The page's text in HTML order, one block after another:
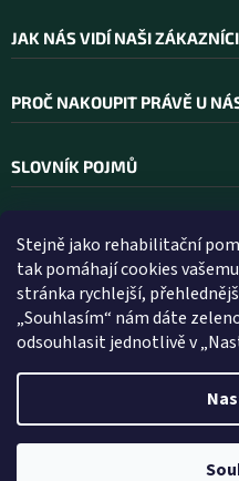
Stejně jako rehabilitační
tak pomáhají cookies
stránka rychlejší,
„Souhlasím“ nám dáte
odsouhlasit jednotlivě v
JAK NÁS VIDÍ NAŠI
PROČ NAKOUPIT PRÁVĚ U
SLOVNÍK POJMŮ
Kontakt
INFO@WELLEA.CZ
800 200 900
602 112 602